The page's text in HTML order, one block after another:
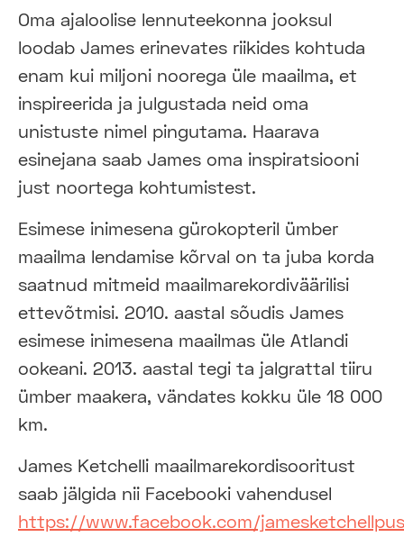
Oma ajaloolise lennuteekonna jooksul
loodab James erinevates riikides kohtuda
enam kui miljoni noorega üle maailma, et
inspireerida ja julgustada neid oma
unistuste nimel pingutama. Haarava
esinejana saab James oma inspiratsiooni
just noortega kohtumistest.
Esimese inimesena gürokopteril ümber
maailma lendamise kõrval on ta juba korda
saatnud mitmeid maailmarekordiväärilisi
ettevõtmisi. 2010. aastal sõudis James
esimese inimesena maailmas üle Atlandi
ookeani. 2013. aastal tegi ta jalgrattal tiiru
ümber maakera, vändates kokku üle 18 000
km.
James Ketchelli maailmarekordisooritust
saab jälgida nii Facebooki vahendusel
https://www.facebook.com/